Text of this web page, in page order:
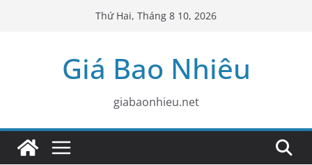
Thứ Hai, Tháng 8 10, 2026
Giá Bao Nhiêu
giabaonhieu.net